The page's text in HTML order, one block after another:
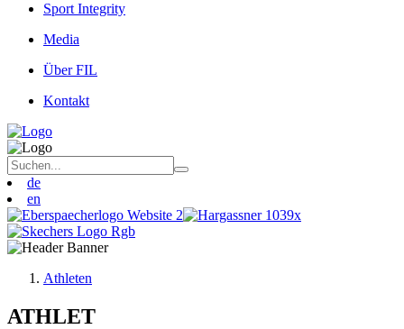
Sport Integrity
Media
Über FIL
Kontakt
de
en
Athleten
ATHLET